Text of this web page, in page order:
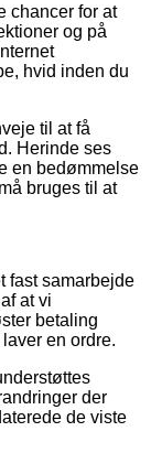
chancer for at
og på
hvid inden du
til at få
Herinde ses
en bedømmelse
bruges til at
fast samarbejde
at vi
betaling
en ordre.
der
de viste